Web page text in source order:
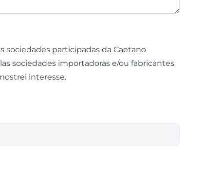
sociedades participadas da Caetano
sociedades importadoras e/ou fabricantes
interesse.